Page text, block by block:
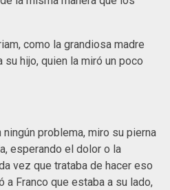
como la grandiosa madre
hijo, quien la miró un poco
problema, miro su pierna
esperando el dolor o la
vez que trataba de hacer eso
a Franco que estaba a su lado,